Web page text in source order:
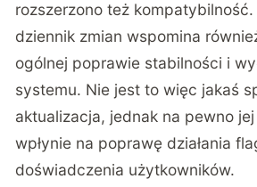
rozszerzono też
dziennik zmian wspomina
ogólnej poprawie stabilności i
systemu. Nie jest to więc jakaś
aktualizacja, jednak na pewno
wpłynie na poprawę działania
doświadczenia użytkowników.